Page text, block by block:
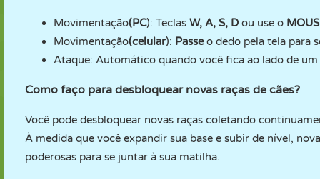
Movimentação(PC): Teclas W, A, S, D ou use o
Movimentação(celular): Passeo dedo pela tela para
Ataque: Automático quando você fica ao lado de
Como faço para desbloquear novas raças de cães?
Você pode desbloquear novas raças coletando
À medida que você expandir sua base e subir de nível,
poderosas para se juntar à sua matilha.